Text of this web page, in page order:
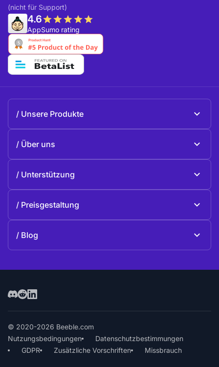
(nicht für Support)
4.6
AppSumo rating
Unsere Produkte
Über uns
Geschichte
Unterstützung
Kontakte
Preisgestaltung
Blog
© 2020-2026 Beeble.com
Nutzungsbedingungen
Datenschutzbestimmungen
GDPR
Zusätzliche Vorschriften Missbrauch